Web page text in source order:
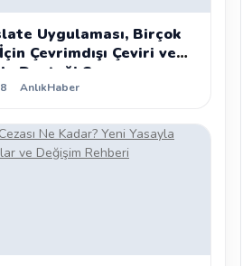
Uygulaması, Birçok
Çevrimdışı Çeviri ve
Desteği Sunuyor
AnlıkHaber